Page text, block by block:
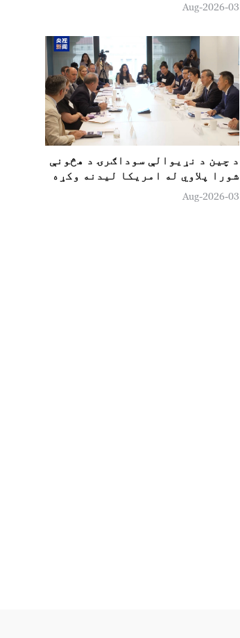
03-Aug-2026
د چين د نړيوالې سوداګرۍ د هڅونې
شورا پلاوي له امریکا لیدنه وکړه
03-Aug-2026